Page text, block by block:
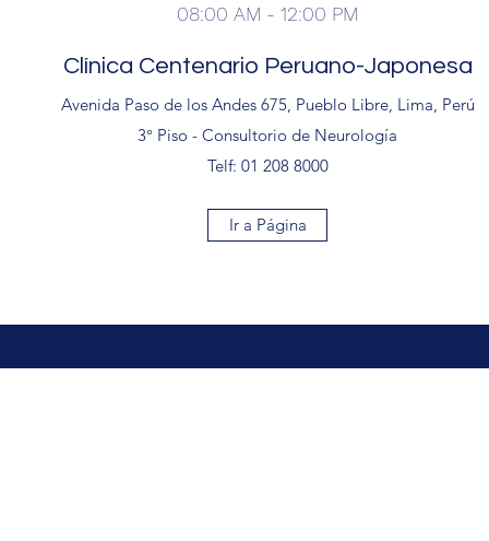
08:00 AM - 12:00 PM
Clínica Centenario Peruano-Japonesa
Avenida Paso de los Andes 675, Pueblo Libre, Lima, Perú
3° Piso - Consultorio de Neurología
Telf: 01 208 8000
Ir a Página